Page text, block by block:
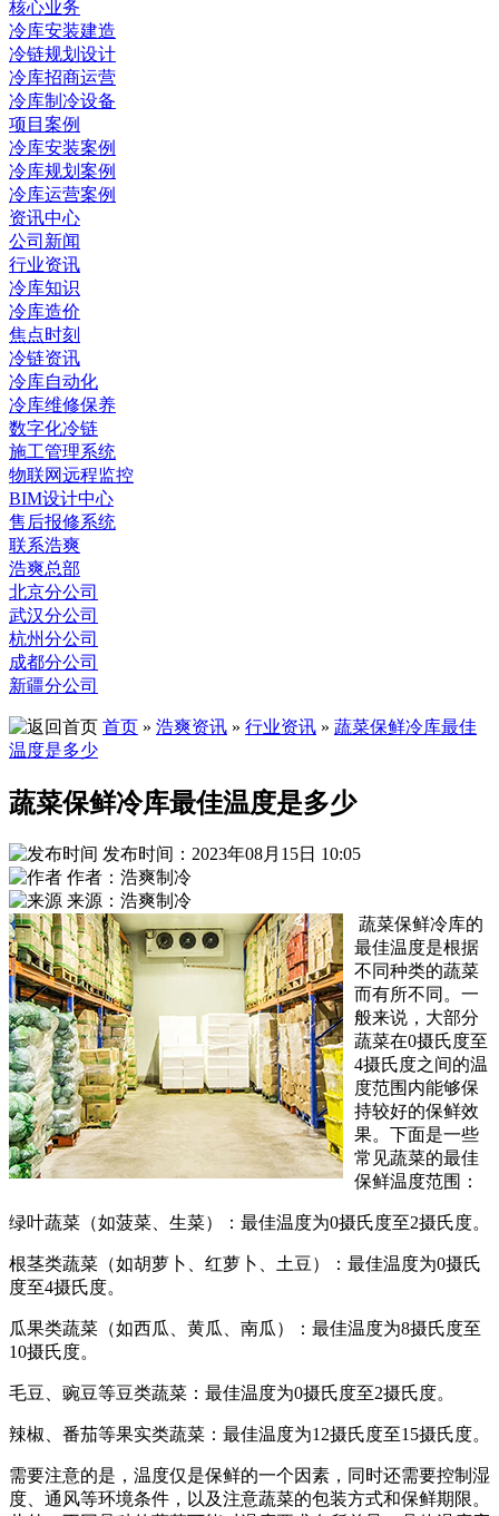
核心业务
冷库安装建造
冷链规划设计
冷库招商运营
冷库制冷设备
项目案例
冷库安装案例
冷库规划案例
冷库运营案例
资讯中心
公司新闻
行业资讯
冷库知识
冷库造价
焦点时刻
冷链资讯
冷库自动化
冷库维修保养
数字化冷链
施工管理系统
物联网远程监控
BIM设计中心
售后报修系统
联系浩爽
浩爽总部
北京分公司
武汉分公司
杭州分公司
成都分公司
新疆分公司
首页 » 浩爽资讯 » 行业资讯 » 蔬菜保鲜冷库最佳
温度是多少
蔬菜保鲜冷库最佳温度是多少
发布时间：2023年08月15日 10:05
作者：浩爽制冷
来源：浩爽制冷
蔬菜保鲜冷库的
最佳温度是根据
不同种类的蔬菜
而有所不同。一
般来说，大部分
蔬菜在0摄氏度至
4摄氏度之间的温
度范围内能够保
持较好的保鲜效
果。下面是一些
常见蔬菜的最佳
保鲜温度范围：
绿叶蔬菜（如菠菜、生菜）：最佳温度为0摄氏度至2摄氏度。
根茎类蔬菜（如胡萝卜、红萝卜、土豆）：最佳温度为0摄氏
度至4摄氏度。
瓜果类蔬菜（如西瓜、黄瓜、南瓜）：最佳温度为8摄氏度至
10摄氏度。
毛豆、豌豆等豆类蔬菜：最佳温度为0摄氏度至2摄氏度。
辣椒、番茄等果实类蔬菜：最佳温度为12摄氏度至15摄氏度。
需要注意的是，温度仅是保鲜的一个因素，同时还需要控制湿
度、通风等环境条件，以及注意蔬菜的包装方式和保鲜期限。